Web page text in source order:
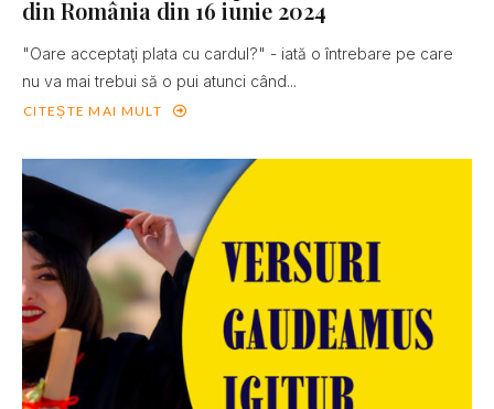
din România din 16 iunie 2024
"Oare acceptaţi plata cu cardul?" - iată o întrebare pe care
nu va mai trebui să o pui atunci când...
CITEȘTE MAI MULT